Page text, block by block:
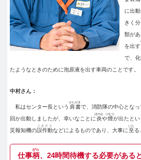
に出
きく
類があ
を出す
で、
たようなときのために泡原液を出す車両のことです。
中村さん：
私はセンター長という 肩書
かたがき
で、消防隊の中心とな
回か出動しましたが、幸いなことに炎
ほのお
や煙
けむり
が出たと
災報知機の誤作動
ごさどう
などによるものであり、大事に至
いた
る
仕事柄
がら
、24時間待機する必要がある